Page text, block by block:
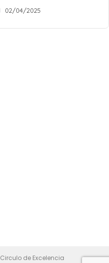
02/04/2025
Circulo de Excelencia